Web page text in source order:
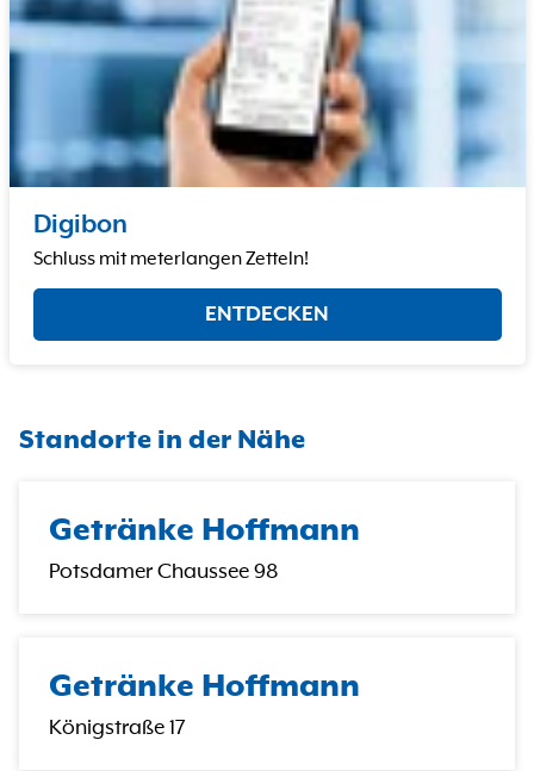
Digibon
Schluss mit meterlangen Zetteln!
ENTDECKEN
Standorte in der Nähe
Getränke Hoffmann
Potsdamer Chaussee 98
Getränke Hoffmann
Königstraße 17